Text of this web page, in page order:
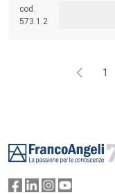
cod.
573.1.2
1